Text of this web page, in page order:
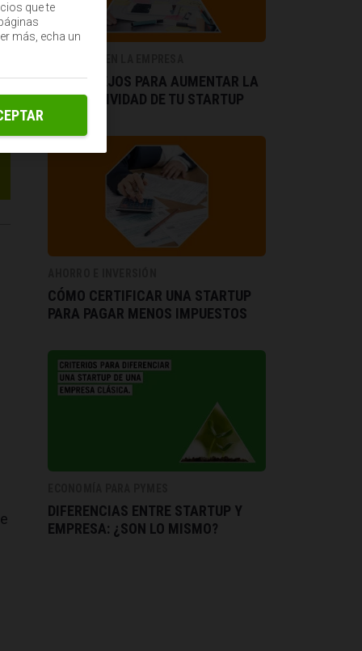
10 CONSEJOS PARA AUMENTAR LA
PRODUCTIVIDAD DE TU STARTUP
CÓMO CERTIFICAR UNA STARTUP
PARA PAGAR MENOS IMPUESTOS
DIFERENCIAS ENTRE STARTUP Y
EMPRESA: ¿SON LO MISMO?
que te
más, echa un